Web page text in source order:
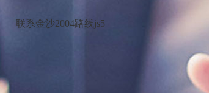
联系金沙2004路线js5